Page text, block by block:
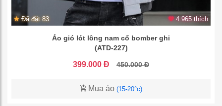
Đã đặt 83 4.965 thích
Áo gió lót lông nam cổ bomber ghi
(ATD-227)
399.000 Đ 450.000 Đ
Mua áo (15-20°c)